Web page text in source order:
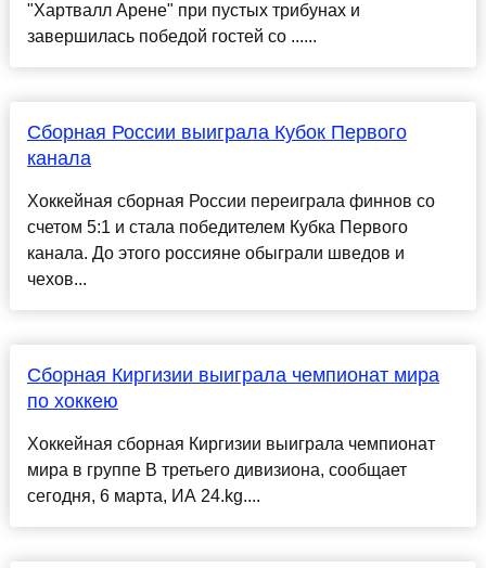
"Хартвалл Арене" при пустых трибунах и
завершилась победой гостей со ......
Сборная России выиграла Кубок Первого
канала
Хоккейная сборная России переиграла финнов со
счетом 5:1 и стала победителем Кубка Первого
канала. До этого россияне обыграли шведов и
чехов...
Сборная Киргизии выиграла чемпионат мира
по хоккею
Хоккейная сборная Киргизии выиграла чемпионат
мира в группе B третьего дивизиона, сообщает
сегодня, 6 марта, ИА 24.kg....